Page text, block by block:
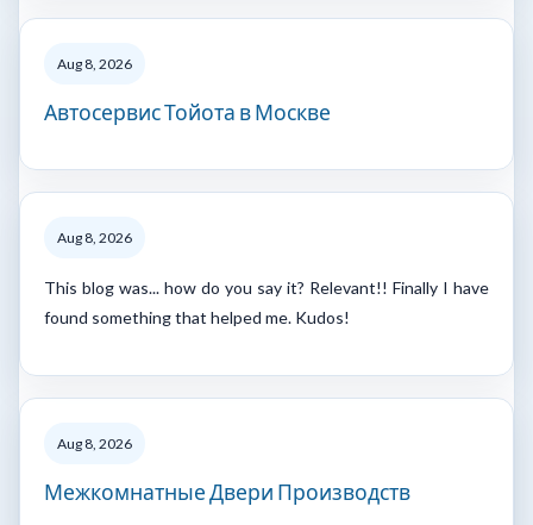
Aug 8, 2026
Автосервис Тойота в Москве
Aug 8, 2026
This blog was... how do you say it? Relevant!! Finally I have
found something that helped me. Kudos!
Aug 8, 2026
Межкомнатные Двери Производств